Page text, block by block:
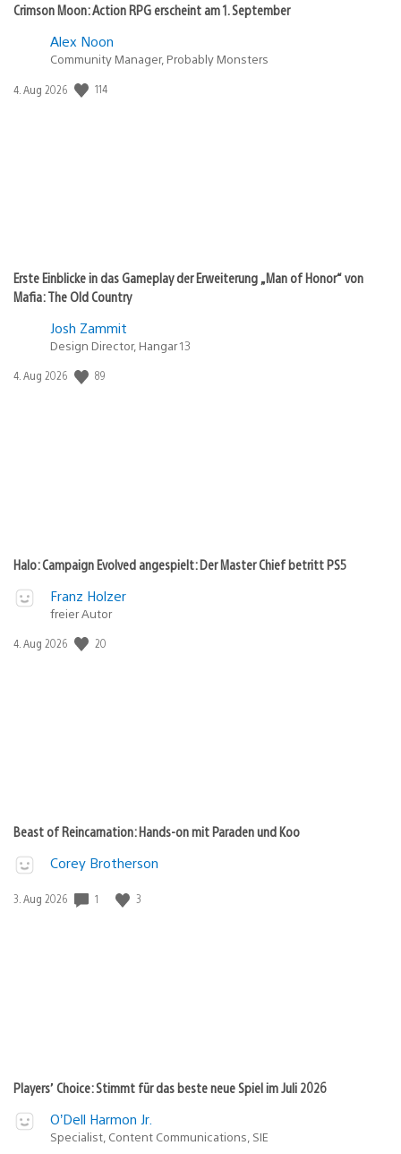
Crimson Moon: Action RPG erscheint am 1. September
Alex Noon
Community Manager, Probably Monsters
Veröffentlichungsdatum:
4. Aug 2026 114
Erste Einblicke in das Gameplay der Erweiterung „Man of Honor“ von
Mafia: The Old Country
Josh Zammit
Design Director, Hangar 13
Veröffentlichungsdatum:
4. Aug 2026 89
Halo: Campaign Evolved angespielt: Der Master Chief betritt PS5
Franz Holzer
freier Autor
Veröffentlichungsdatum:
4. Aug 2026 20
Beast of Reincarnation: Hands-on mit Paraden und Koo
Corey Brotherson
Veröffentlichungsdatum:
3. Aug 2026 1 3
Players’ Choice: Stimmt für das beste neue Spiel im Juli 2026
O’Dell Harmon Jr.
Specialist, Content Communications, SIE